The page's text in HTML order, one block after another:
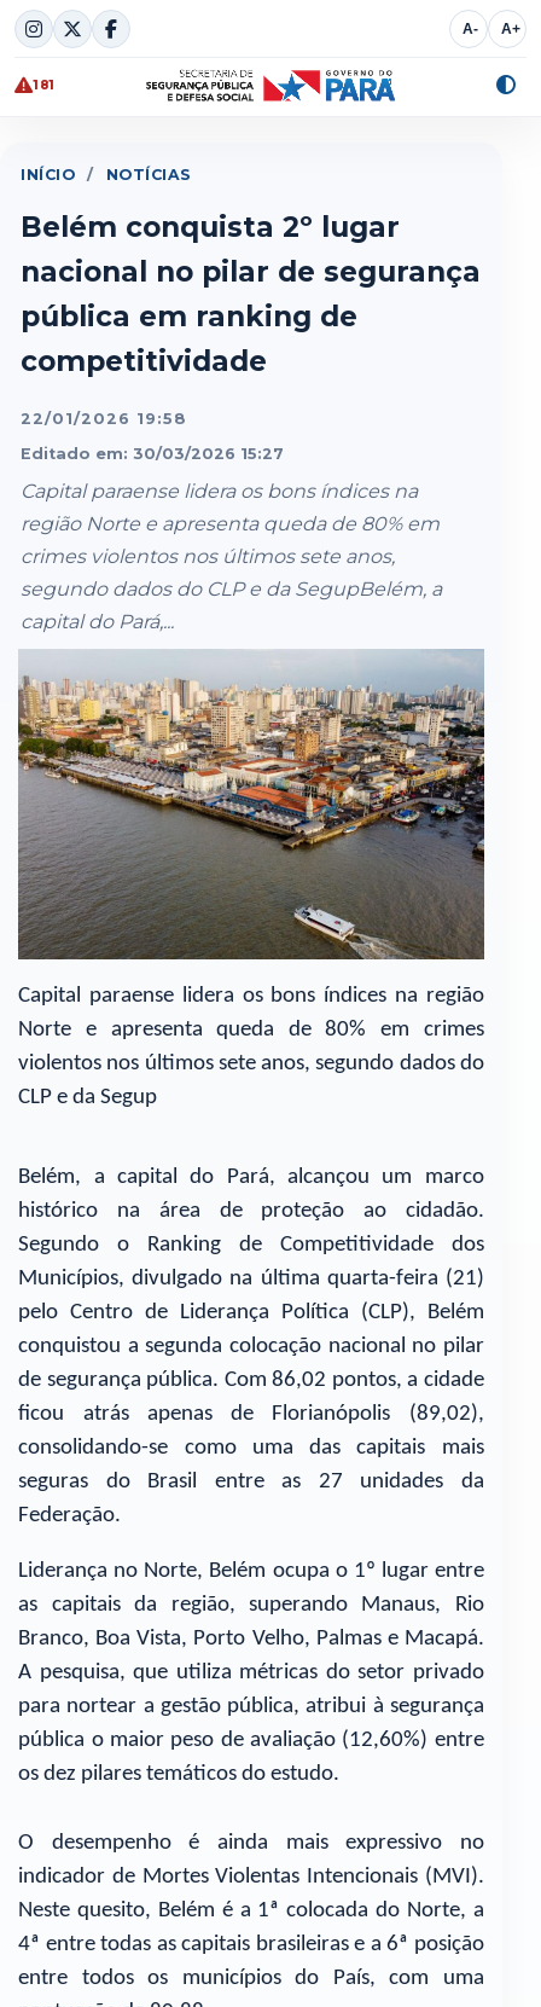
Skip
to
content
A- A+
181
INÍCIO / NOTÍCIAS
Belém conquista 2º lugar
nacional no pilar de segurança
pública em ranking de
competitividade
22/01/2026 19:58
Editado em: 30/03/2026 15:27
Capital paraense lidera os bons índices na
região Norte e apresenta queda de 80% em
crimes violentos nos últimos sete anos,
segundo dados do CLP e da SegupBelém, a
capital do Pará,...
Capital paraense lidera os bons índices na região
Norte e apresenta queda de 80% em crimes
violentos nos últimos sete anos, segundo dados do
CLP e da Segup
Belém, a capital do Pará, alcançou um marco
histórico na área de proteção ao cidadão.
Segundo o Ranking de Competitividade dos
Municípios, divulgado na última quarta-feira (21)
pelo Centro de Liderança Política (CLP), Belém
conquistou a segunda colocação nacional no pilar
de segurança pública. Com 86,02 pontos, a cidade
ficou atrás apenas de Florianópolis (89,02),
consolidando-se como uma das capitais mais
seguras do Brasil entre as 27 unidades da
Federação.
Liderança no Norte, Belém ocupa o 1º lugar entre
as capitais da região, superando Manaus, Rio
Branco, Boa Vista, Porto Velho, Palmas e Macapá.
A pesquisa, que utiliza métricas do setor privado
para nortear a gestão pública, atribui à segurança
pública o maior peso de avaliação (12,60%) entre
os dez pilares temáticos do estudo.
O desempenho é ainda mais expressivo no
indicador de Mortes Violentas Intencionais (MVI).
Neste quesito, Belém é a 1ª colocada do Norte, a
4ª entre todas as capitais brasileiras e a 6ª posição
entre todos os municípios do País, com uma